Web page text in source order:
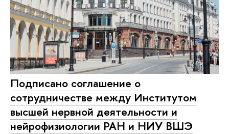
Подписано соглашение о
сотрудничестве между Институтом
высшей нервной деятельности и
нейрофизиологии РАН и НИУ ВШЭ